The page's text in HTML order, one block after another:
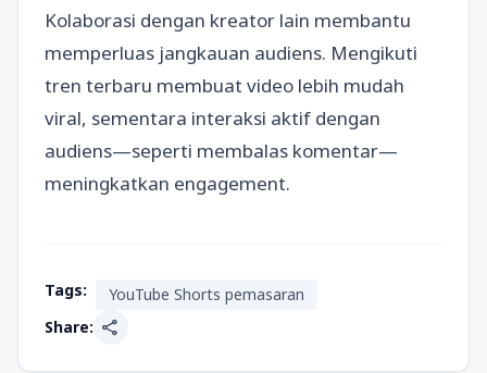
Kolaborasi dengan kreator lain membantu
memperluas jangkauan audiens. Mengikuti
tren terbaru membuat video lebih mudah
viral, sementara interaksi aktif dengan
audiens—seperti membalas komentar—
meningkatkan engagement.
Tags:
YouTube Shorts pemasaran
Share: share